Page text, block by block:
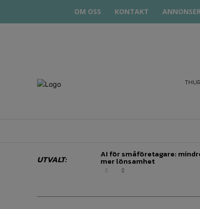
OM OSS KONTAKT
UTVALT: AI för småföretagare:
mer lönsamhet